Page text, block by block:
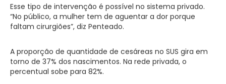
Esse tipo de intervenção é possível no sistema privado.
“No público, a mulher tem de aguentar a dor porque
faltam cirurgiões”, diz Penteado.
A proporção de quantidade de cesáreas no SUS gira em
torno de 37% dos nascimentos. Na rede privada, o
percentual sobe para 82%.